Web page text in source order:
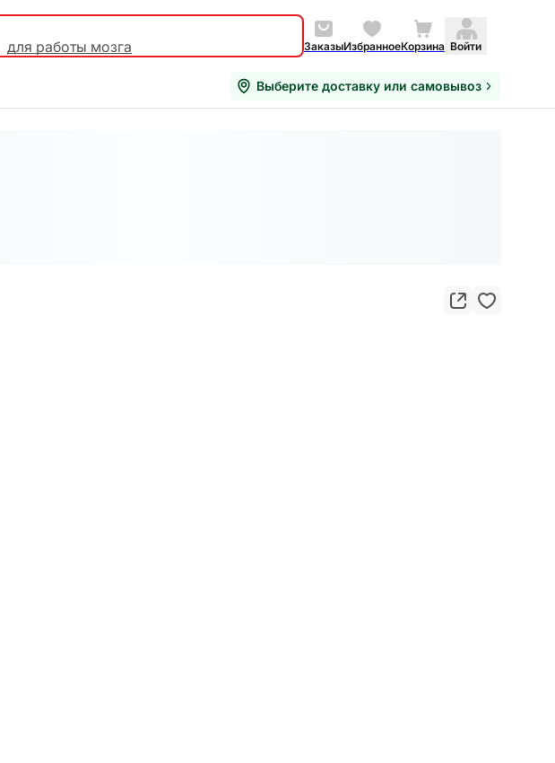
для работы мозга ЗаказыИзбранноеКорзина Войти
Выберите доставку или самовывоз